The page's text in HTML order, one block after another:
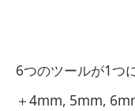
6つのツールが1つ
＋4mm, 5mm,